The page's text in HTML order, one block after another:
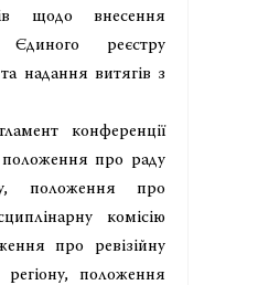
щодо внесення
реєстру
надання витягів з
конференції
положення про раду
положення про
комісію
про ревізійну
регіону, положення